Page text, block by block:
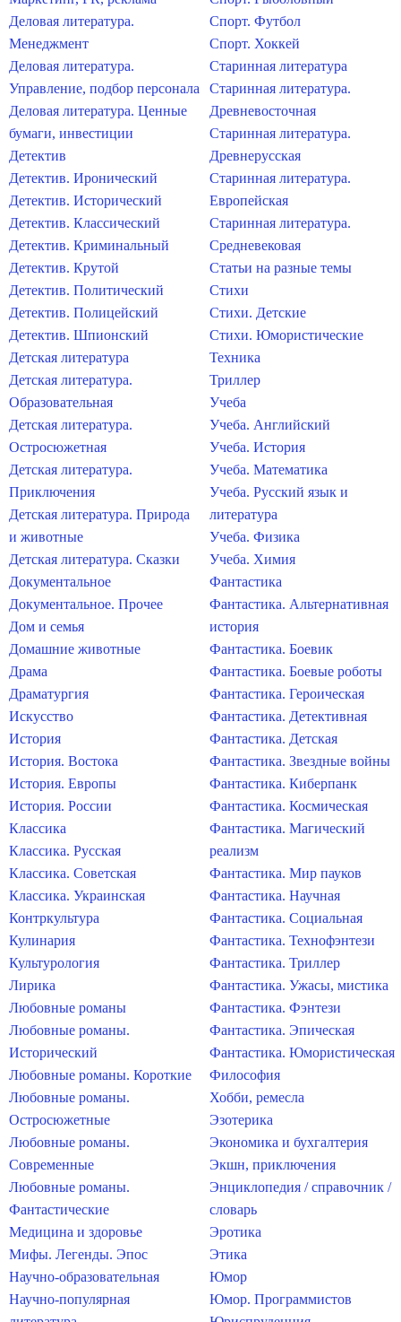
Деловая литература.
Менеджмент
Деловая литература.
Управление, подбор персонала
Деловая литература. Ценные
бумаги, инвестиции
Детектив
Детектив. Иронический
Детектив. Исторический
Детектив. Классический
Детектив. Криминальный
Детектив. Крутой
Детектив. Политический
Детектив. Полицейский
Детектив. Шпионский
Детская литература
Детская литература.
Образовательная
Детская литература.
Остросюжетная
Детская литература.
Приключения
Детская литература. Природа
и животные
Детская литература. Сказки
Документальное
Документальное. Прочее
Дом и семья
Домашние животные
Драма
Драматургия
Искусство
История
История. Востока
История. Европы
История. России
Классика
Классика. Русская
Классика. Советская
Классика. Украинская
Контркультура
Кулинария
Культурология
Лирика
Любовные романы
Любовные романы.
Исторический
Любовные романы. Короткие
Любовные романы.
Остросюжетные
Любовные романы.
Современные
Любовные романы.
Фантастические
Медицина и здоровье
Мифы. Легенды. Эпос
Научно-образовательная
Научно-популярная
Спорт. Футбол
Спорт. Хоккей
Старинная литература
Старинная литература.
Древневосточная
Старинная литература.
Древнерусская
Старинная литература.
Европейская
Старинная литература.
Средневековая
Статьи на разные темы
Стихи
Стихи. Детские
Стихи. Юмористические
Техника
Триллер
Учеба
Учеба. Английский
Учеба. История
Учеба. Математика
Учеба. Русский язык и
литература
Учеба. Физика
Учеба. Химия
Фантастика
Фантастика. Альтернативная
история
Фантастика. Боевик
Фантастика. Боевые роботы
Фантастика. Героическая
Фантастика. Детективная
Фантастика. Детская
Фантастика. Звездные войны
Фантастика. Киберпанк
Фантастика. Космическая
Фантастика. Магический
реализм
Фантастика. Мир пауков
Фантастика. Научная
Фантастика. Социальная
Фантастика. Технофэнтези
Фантастика. Триллер
Фантастика. Ужасы, мистика
Фантастика. Фэнтези
Фантастика. Эпическая
Фантастика. Юмористическая
Философия
Хобби, ремесла
Эзотерика
Экономика и бухгалтерия
Экшн, приключения
Энциклопедия / справочник /
словарь
Эротика
Этика
Юмор
Юмор. Программистов